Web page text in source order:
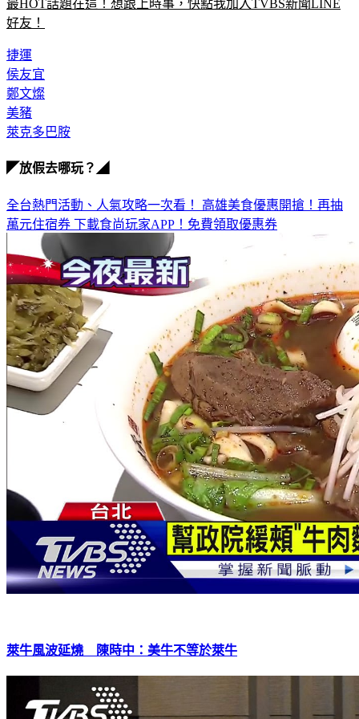
最HOT話題在這！想跟上時事，快點我加入TVBS新聞LINE
好友！
捷運
侯友宜
鄭文燦
美豬
萊克多巴胺
◤放假去哪玩？◢
全台熱門活動、人氣攻略一次看！ 高雄美食優惠開搶！再抽
萬元住宿券 下載食尚玩家APP！免費領取優惠券
萊牛風波延燒 陳時中：美牛不等於萊牛